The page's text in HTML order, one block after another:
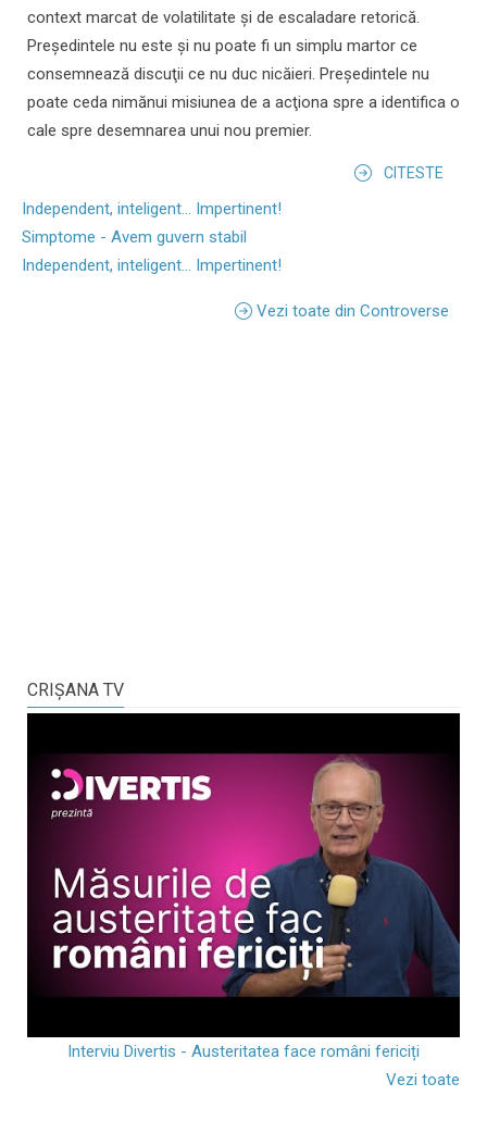
context marcat de volatilitate şi de escaladare retorică.
Preşedintele nu este şi nu poate fi un simplu martor ce
consemnează discuţii ce nu duc nicăieri. Preşedintele nu
poate ceda nimănui misiunea de a acţiona spre a identifica o
cale spre desemnarea unui nou premier.
CITESTE
Independent, inteligent... Impertinent!
Simptome - Avem guvern stabil
Independent, inteligent... Impertinent!
Vezi toate din Controverse
CRIŞANA TV
Interviu Divertis - Austeritatea face români fericiți
Vezi toate